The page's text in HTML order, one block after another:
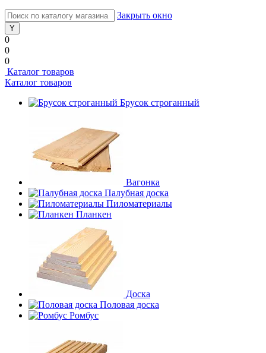
Закрыть окно
0
0
0
Каталог товаров
Каталог товаров
Брусок строганный
Вагонка
Палубная доска
Пиломатериалы
Планкен
Доска
Половая доска
Ромбус